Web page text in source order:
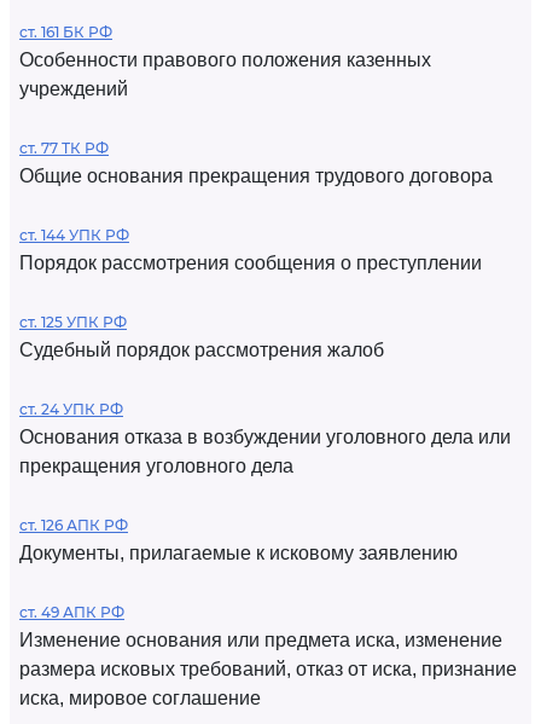
ст. 161 БК РФ
Особенности правового положения казенных
учреждений
ст. 77 ТК РФ
Общие основания прекращения трудового договора
ст. 144 УПК РФ
Порядок рассмотрения сообщения о преступлении
ст. 125 УПК РФ
Судебный порядок рассмотрения жалоб
ст. 24 УПК РФ
Основания отказа в возбуждении уголовного дела или
прекращения уголовного дела
ст. 126 АПК РФ
Документы, прилагаемые к исковому заявлению
ст. 49 АПК РФ
Изменение основания или предмета иска, изменение
размера исковых требований, отказ от иска, признание
иска, мировое соглашение